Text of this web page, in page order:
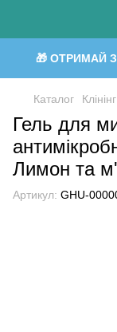
🎁 ОТРИМАЙ
Каталог
Гель для
Лимон та
Артикул: GHU-